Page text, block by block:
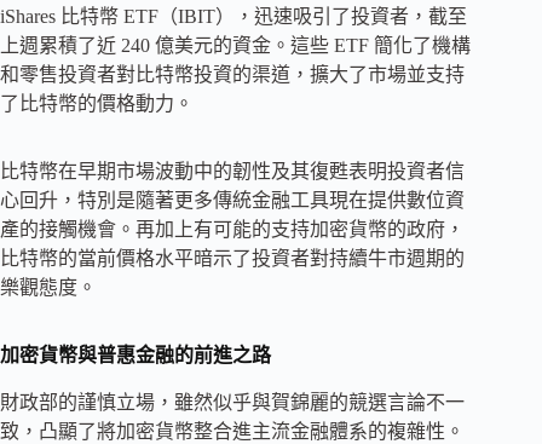
iShares 比特幣 ETF（IBIT），迅速吸引了投資者，截至
上週累積了近 240 億美元的資金。這些 ETF 簡化了機構
和零售投資者對比特幣投資的渠道，擴大了市場並支持
了比特幣的價格動力。
比特幣在早期市場波動中的韌性及其復甦表明投資者信
心回升，特別是隨著更多傳統金融工具現在提供數位資
產的接觸機會。再加上有可能的支持加密貨幣的政府，
比特幣的當前價格水平暗示了投資者對持續牛市週期的
樂觀態度。
加密貨幣與普惠金融的前進之路
財政部的謹慎立場，雖然似乎與賀錦麗的競選言論不一
致，凸顯了將加密貨幣整合進主流金融體系的複雜性。